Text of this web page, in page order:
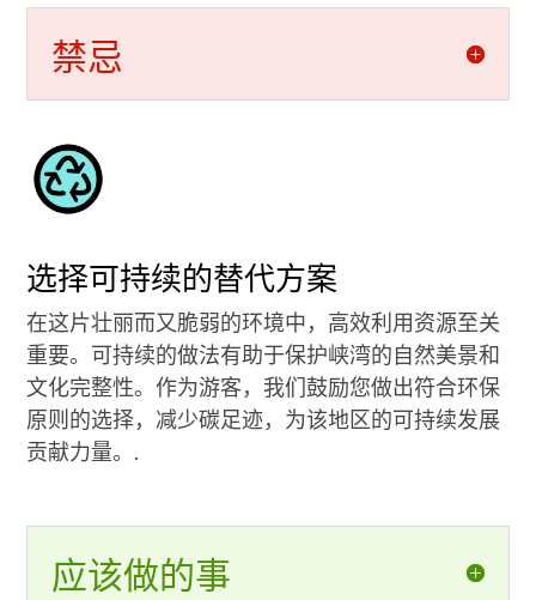
禁忌
选择可持续的替代方案
在这片壮丽而又脆弱的环境中，高效利用资源至关
重要。可持续的做法有助于保护峡湾的自然美景和
文化完整性。作为游客，我们鼓励您做出符合环保
原则的选择，减少碳足迹，为该地区的可持续发展
贡献力量。.
应该做的事